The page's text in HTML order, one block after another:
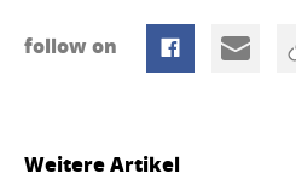
follow on
Weitere Artikel